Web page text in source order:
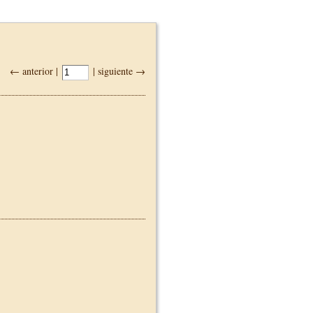
← anterior | | siguiente →